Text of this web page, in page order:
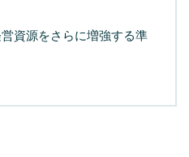
資源をさらに増強する準